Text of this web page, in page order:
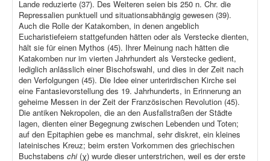
Lande reduzierte (37). Des Weiteren seien bis 250 n. Chr. die
Repressalien punktuell und situationsabhängig gewesen (39).
Auch die Rolle der Katakomben, in denen angeblich
Eucharistiefeiern stattgefunden hätten oder als Verstecke dienten,
hält sie für einen Mythos (45). Ihrer Meinung nach hätten die
Katakomben nur im vierten Jahrhundert als Verstecke gedient,
lediglich anlässlich einer Bischofswahl, und dies in der Zeit nach
den Verfolgungen (45). Die Idee einer unterirdischen Kirche sei
eine Fantasievorstellung des 19. Jahrhunderts, in Erinnerung an
geheime Messen in der Zeit der Französischen Revolution (45).
Die antiken Nekropolen, die an den Ausfallstraßen der Städte
lagen, dienten einer Begegnung zwischen Lebenden und Toten;
auf den Epitaphien gebe es manchmal, sehr diskret, ein kleines
lateinisches Kreuz; beim ersten Vorkommen des griechischen
Buchstabens chi (χ) wurde dieser unterstrichen, weil es der erste